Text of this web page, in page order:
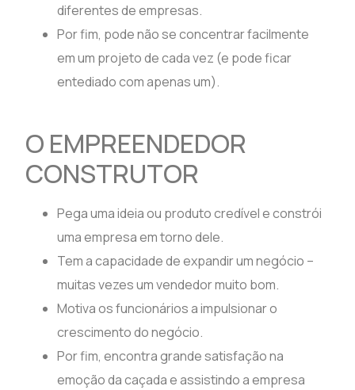
diferentes de empresas.
Por fim, pode não se concentrar facilmente
em um projeto de cada vez (e pode ficar
entediado com apenas um).
O EMPREENDEDOR
CONSTRUTOR
Pega uma ideia ou produto credível e constrói
uma empresa em torno dele.
Tem a capacidade de expandir um negócio –
muitas vezes um vendedor muito bom.
Motiva os funcionários a impulsionar o
crescimento do negócio.
Por fim, encontra grande satisfação na
emoção da caçada e assistindo a empresa